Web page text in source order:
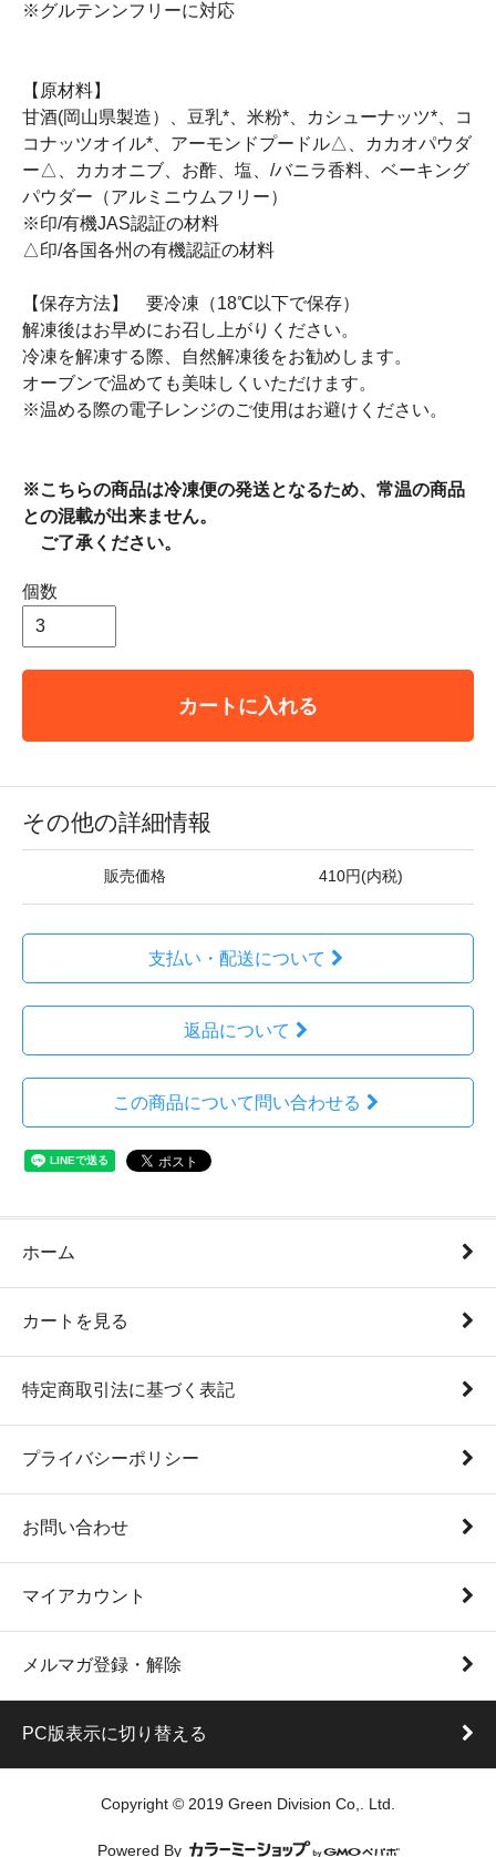
※グルテンンフリーに対応
【原材料】
甘酒(岡山県製造）、豆乳*、米粉*、カシューナッツ*、コ
コナッツオイル*、アーモンドプードル△、カカオパウダ
ー△、カカオニブ、お酢、塩、/バニラ香料、ベーキング
パウダー（アルミニウムフリー）
※印/有機JAS認証の材料
△印/各国各州の有機認証の材料
【保存方法】 要冷凍（18℃以下で保存）
解凍後はお早めにお召し上がりください。
冷凍を解凍する際、自然解凍後をお勧めします。
オーブンで温めても美味しくいただけます。
※温める際の電子レンジのご使用はお避けください。
※こちらの商品は冷凍便の発送となるため、常温の商品
との混載が出来ません。
ご了承ください。
個数
カートに入れる
その他の詳細情報
販売価格 410円(内税)
支払い・配送について
返品について
この商品について問い合わせる
ホーム
カートを見る
特定商取引法に基づく表記
プライバシーポリシー
お問い合わせ
マイアカウント
メルマガ登録・解除
PC版表示に切り替える
Copyright © 2019 Green Division Co,. Ltd.
Powered By